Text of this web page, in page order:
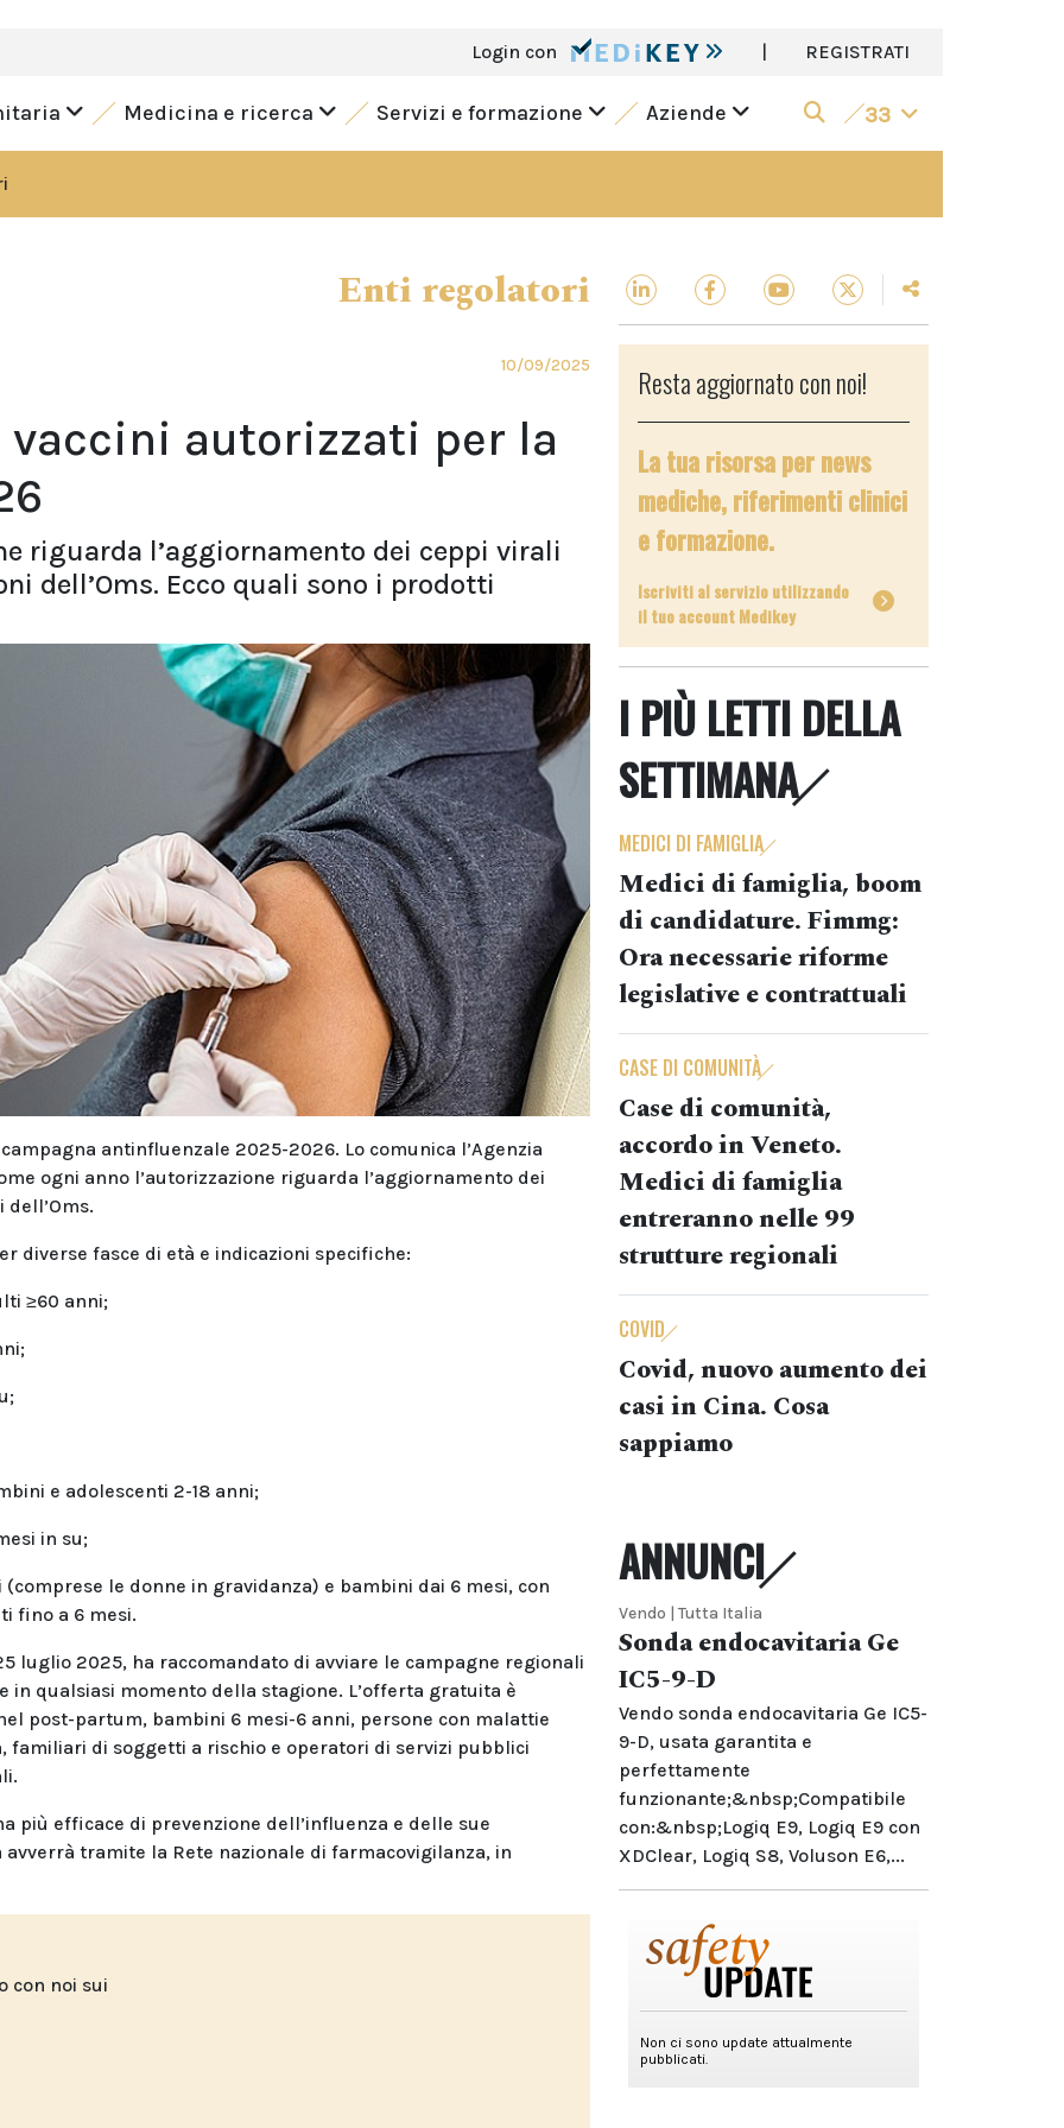
Login con | REGISTRATI
Medicina e ricerca Servizi e formazione Aziende 33
Enti regolatori
10/09/2025
vaccini autorizzati per la
riguarda l’aggiornamento dei ceppi virali
dell’Oms. Ecco quali sono i prodotti
antinfluenzale 2025-2026. Lo comunica l’Agenzia
ogni anno l’autorizzazione riguarda l’aggiornamento dei
diverse fasce di età e indicazioni specifiche:
≥60 anni;
e adolescenti 2-18 anni;
in su;
le donne in gravidanza) e bambini dai 6 mesi, con
fino a 6 mesi.
luglio 2025, ha raccomandato di avviare le campagne regionali
in qualsiasi momento della stagione. L’offerta gratuita è
post-partum, bambini 6 mesi-6 anni, persone con malattie
di soggetti a rischio e operatori di servizi pubblici
più efficace di prevenzione dell’influenza e delle sue
tramite la Rete nazionale di farmacovigilanza, in
con noi sui
Resta aggiornato con noi!
La tua risorsa per news
mediche, riferimenti clinici
e formazione.
Iscriviti al servizio utilizzando
il tuo account Medikey
I PIÙ LETTI DELLA
SETTIMANA
MEDICI DI FAMIGLIA
Medici di famiglia, boom
di candidature. Fimmg:
Ora necessarie riforme
legislative e contrattuali
CASE DI COMUNITÀ
Case di comunità,
accordo in Veneto.
Medici di famiglia
entreranno nelle 99
strutture regionali
COVID
Covid, nuovo aumento dei
casi in Cina. Cosa
sappiamo
ANNUNCI
Vendo | Tutta Italia
Sonda endocavitaria Ge
IC5-9-D
Vendo sonda endocavitaria Ge IC5-
9-D, usata garantita e
perfettamente
funzionante;&nbsp;Compatibile
con:&nbsp;Logiq E9, Logiq E9 con
XDClear, Logiq S8, Voluson E6,...